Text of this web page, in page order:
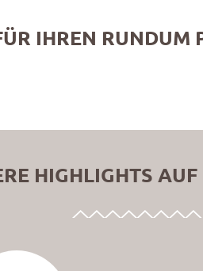
IHREN RUNDUM
HIGHLIGHTS